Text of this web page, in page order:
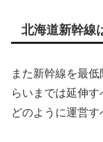
北海道新幹線
また新幹線を最低
らいまでは延伸
どのように運営す